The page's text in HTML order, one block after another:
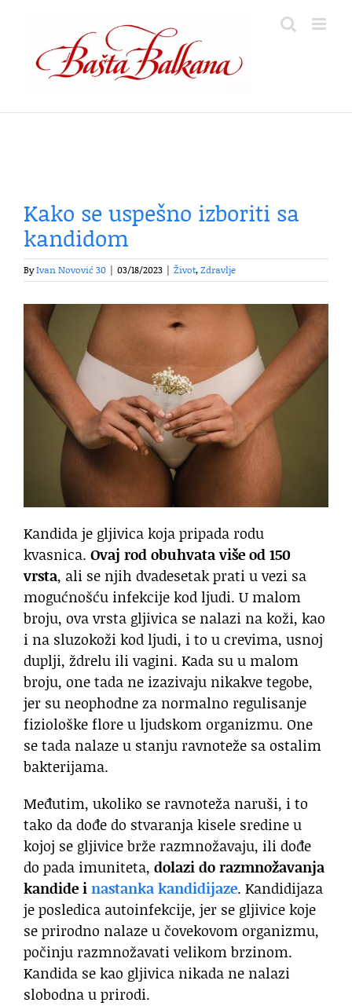
content
Kako se uspešno izboriti sa
kandidom
ByIvan Novović 30 03/18/2023 Život,Zdravlje
Kandida je gljivica koja pripada rodu
kvasnica. Ovaj rod obuhvata više od 150
vrsta, ali se njih dvadesetak prati u vezi sa
mogućnošću infekcije kod ljudi. U malom
broju, ova vrsta gljivica se nalazi na koži, kao
i na sluzokoži kod ljudi, i to u crevima, usnoj
duplji, ždrelu ili vagini. Kada su u malom
broju, one tada ne izazivaju nikakve tegobe,
jer su neophodne za normalno regulisanje
fiziološke flore u ljudskom organizmu. One
se tada nalaze u stanju ravnoteže sa ostalim
bakterijama.
Međutim, ukoliko se ravnoteža naruši, i to
tako da dođe do stvaranja kisele sredine u
kojoj se gljivice brže razmnožavaju, ili dođe
do pada imuniteta, dolazi do razmnožavanja
kandide inastanka kandidijaze. Kandidijaza
je posledica autoinfekcije, jer se gljivice koje
se prirodno nalaze u čovekovom organizmu,
počinju razmnožavati velikom brzinom.
Kandida se kao gljivica nikada ne nalazi
slobodna u prirodi.